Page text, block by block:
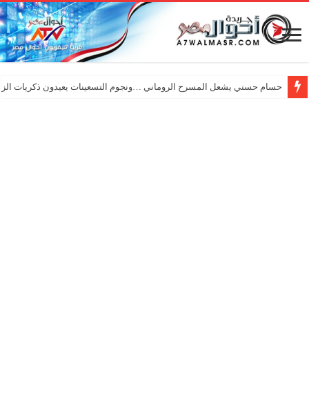
حسام حسني يشعل المسرح الروماني …ونجوم التسعينات يعيدون ذكريات